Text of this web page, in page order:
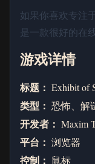
如果你喜欢专注
是一款很好的在
游戏详情
标题： Exhibit of
类型： 恐怖、解
开发者： Maxim
平台： 浏览器
控制： 鼠标